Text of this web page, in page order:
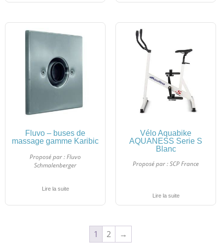
Fluvo – buses de
massage gamme Karibic
Proposé par :Fluvo
Schmalenberger
Lire la suite
Vélo Aquabike
AQUANESS Serie S
Blanc
Proposé par :SCP France
Lire la suite
1 2 →